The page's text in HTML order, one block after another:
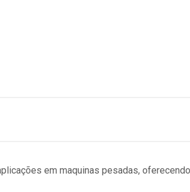
em maquinas pesadas,